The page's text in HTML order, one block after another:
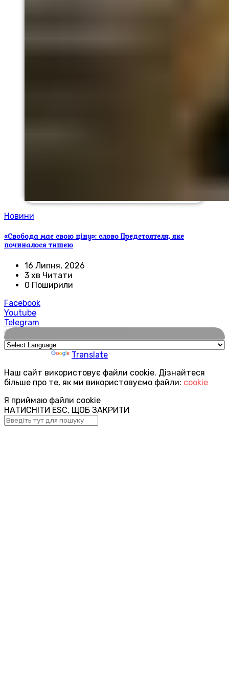
Новини
«Свобода має свою ціну»: слово Предстоятеля, яке
починалося тишею
16 Липня, 2026
3 хв Читати
0 Поширили
Facebook
Youtube
Telegram
🌍
Translate
Наш сайт використовує файли cookie. Дізнайтеся
більше про те, як ми використовуємо файли: cookie
Я приймаю файли cookie
НАТИСНІТИ ESC, ЩОБ ЗАКРИТИ